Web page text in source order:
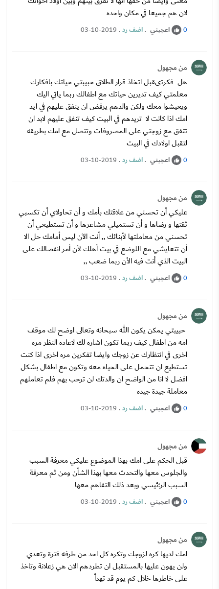
لان هم جميعا في مكان واحده
0 اعجبني .اضف رد.
03-10-2019
من مجهول
هل فكرتىقبل اتخاذ قرار الطلاق حبيبتي حياتك بافكارك
معلمتي كيف تديرين حياتك مع اطفالك ربما ياتي اليك
ويعيشوا معك ولكن والدهم يرفض ان ينفق عليهم في ايد
امك اذا كانت لا تريدهم في البيت كيف تنفق عليهم لابد ان
تتفق مع زوجتي على المصروفات وتتصل مع امك بطريقه
لتقبل اولادك في البيت
0 اعجبني .اضف رد.
03-10-2019
من مجهول
عليكي أن تحسني من علاقتك بأمك و أن تحاولاي أن تكسبي
ثقتها و رضاها و أن تستميلي مشاعرها و أن تستطيعي أن
تحسني من معاملتها لأبنائك ,, أنت الآن ليس أمامك حل الا
أن تتعايشي مع اللوضع في بيت أهلك لأن أمر انفصالك على
البيت الذي أنت فيه الأن ربما ضعب ,,
0 اعجبني .اضف رد.
03-10-2019
من مجهول
حبيبتي يمكن يكون الله سبحانه وتعالى اوضح لك موقف
امه من اطفال كيف ربما تكون اشاره لك لاعاده النظر مره
اخرى في انتظارك عن زوجك وايضا تفكرين مره اخرى اذا كنت
تستطيع ان تتحمل على الحياه معه وتكون مع اطفال بشكل
افضل لا انا من الواضح ان والدتك لن ترحب بهم فلم تعاملهم
معاملة جيدة جيده
0 اعجبني .اضف رد.
03-10-2019
من مجهول
قبل الحكم على امك بهذا الموضوع عليكي معرفة السبب
والجلوس معها والتحدث معها بهذا الشأن ومن ثم معرفة
السبب الر؛ئيسي وبعد ذلك التفاهم معها
0 اعجبني .اضف رد.
03-10-2019
من مجهول
امك لديها كره لزوجك وتكره كل احد من طرفه فترة وتعدي
ولن يهون عليها بالمستقبل ان تطردهم الان هي زعلانة وتاخذ
على خاطرها خلال كم يوم قد تهدأ